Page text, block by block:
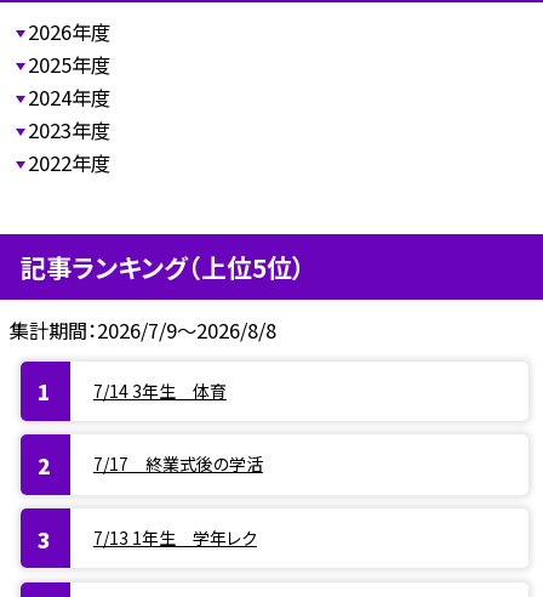
2026年度
2025年度
2024年度
2023年度
2022年度
記事ランキング（上位5位）
集計期間：2026/7/9～2026/8/8
7/14 3年生 体育
7/17 終業式後の学活
7/13 1年生 学年レク